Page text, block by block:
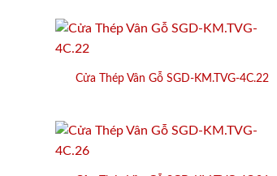
Cửa Thép Vân Gỗ SGD-KM.TVG-4C.22